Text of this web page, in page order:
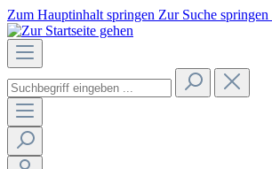
Zum Hauptinhalt springen Zur Suche springen